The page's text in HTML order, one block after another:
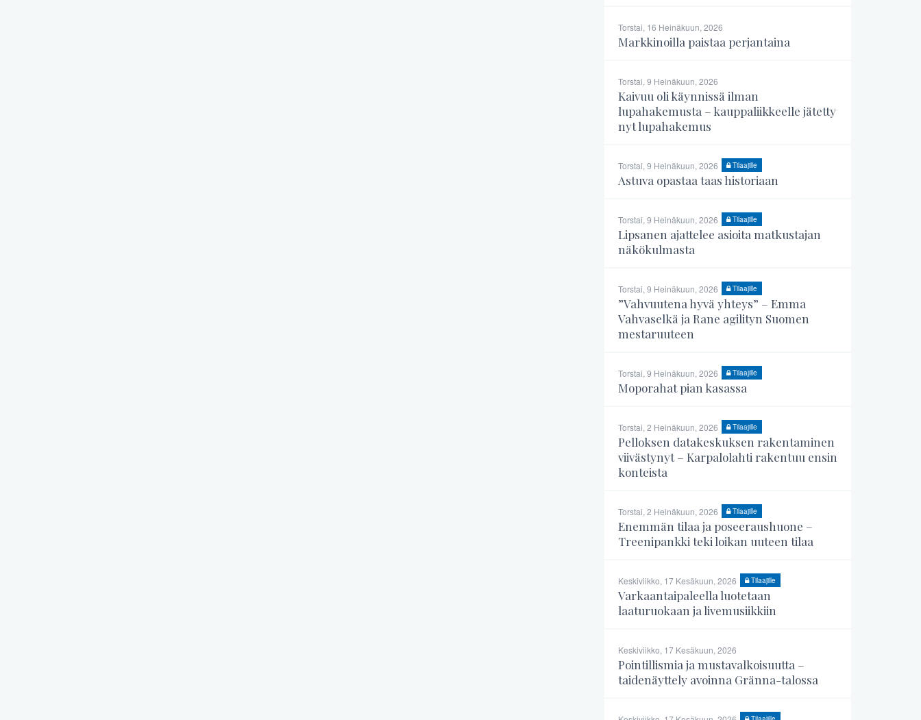
Torstai, 16 Heinäkuun, 2026
Markkinoilla paistaa perjantaina
Torstai, 9 Heinäkuun, 2026
Kaivuu oli käynnissä ilman
lupahakemusta – kauppaliikkeelle jätetty
nyt lupahakemus
Torstai, 9 Heinäkuun, 2026 Tilaajille
Astuva opastaa taas historiaan
Torstai, 9 Heinäkuun, 2026 Tilaajille
Lipsanen ajattelee asioita matkustajan
näkökulmasta
Torstai, 9 Heinäkuun, 2026 Tilaajille
”Vahvuutena hyvä yhteys” – Emma
Vahvaselkä ja Rane agilityn Suomen
mestaruuteen
Torstai, 9 Heinäkuun, 2026 Tilaajille
Moporahat pian kasassa
Torstai, 2 Heinäkuun, 2026 Tilaajille
Pelloksen datakeskuksen rakentaminen
viivästynyt – Karpalolahti rakentuu ensin
konteista
Torstai, 2 Heinäkuun, 2026 Tilaajille
Enemmän tilaa ja poseeraushuone –
Treenipankki teki loikan uuteen tilaa
Keskiviikko, 17 Kesäkuun, 2026 Tilaajille
Varkaantaipaleella luotetaan
laaturuokaan ja livemusiikkiin
Keskiviikko, 17 Kesäkuun, 2026
Pointillismia ja mustavalkoisuutta –
taidenäyttely avoinna Gränna-talossa